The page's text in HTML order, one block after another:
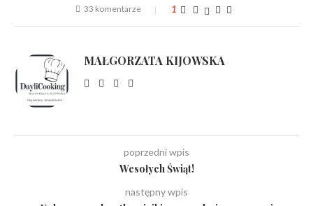
33 komentarze 1
MAŁGORZATA KIJOWSKA
poprzedni wpis
Wesołych Świąt!
następny wpis